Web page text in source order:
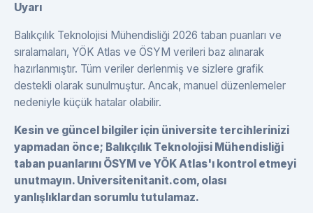
Uyarı
Balıkçılık Teknolojisi Mühendisliği 2026 taban puanları ve
sıralamaları, YÖK Atlas ve ÖSYM verileri baz alınarak
hazırlanmıştır. Tüm veriler derlenmiş ve sizlere grafik
destekli olarak sunulmuştur. Ancak, manuel düzenlemeler
nedeniyle küçük hatalar olabilir.
Kesin ve güncel bilgiler için üniversite tercihlerinizi
yapmadan önce; Balıkçılık Teknolojisi Mühendisliği
taban puanlarını ÖSYM ve YÖK Atlas'ı kontrol etmeyi
unutmayın. Universitenitanit.com, olası
yanlışlıklardan sorumlu tutulamaz.